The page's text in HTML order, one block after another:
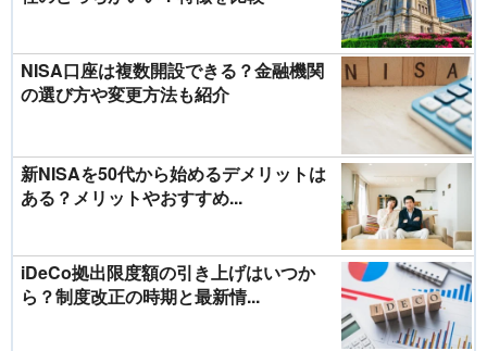
NISA口座は複数開設できる？金融機関
の選び方や変更方法も紹介
新NISAを50代から始めるデメリットは
ある？メリットやおすすめ...
iDeCo拠出限度額の引き上げはいつか
ら？制度改正の時期と最新情...